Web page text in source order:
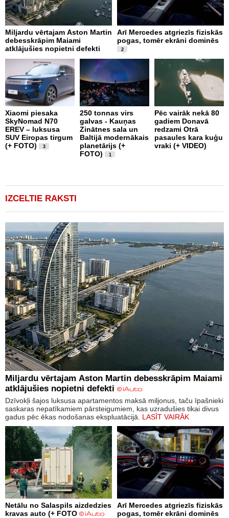
Miljardu vērtajam Aston Martin
debesskrāpim Maiami
atklājušies nopietni defekti
Arī Mercedes atgriezīs fiziskās
pogas, tomēr ekrāni dominēs
2
Xiaomi piesaka
SkyNomad N70
EREV – luksusa
SUV Eiropas tirgum
(+ FOTO)
3
250 tonnas virs
galvas - Kauņas
Zinātnes sala un
Baltijā modernākais
planetārijs (+
FOTO)
1
Pēc vairāk nekā 80
gadiem Donavā
redzami Otrā
pasaules kara kuģu
vraki (+ VIDEO)
IZCELTIE RAKSTI
Miljardu vērtajam Aston Martin debesskrāpim Maiami
atklājušies nopietni defekti
Dzīvokļi šajos luksusa apartamentos maksā miljonus, taču īpašnieki
saskaras nepatīkamiem pārsteigumiem, kas uzradušies tikai divus
gadus pēc ēkas nodošanas ekspluatācijā. LASĪT VAIRĀK
Netālu no Salaspils aizdedzies
kravas auto (+ FOTO
Arī Mercedes atgriezīs fiziskās
pogas, tomēr ekrāni dominēs